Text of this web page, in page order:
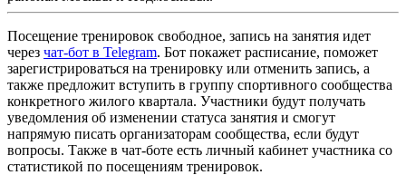
Посещение тренировок свободное, запись на занятия идет
через чат-бот в Telegram. Бот покажет расписание, поможет
зарегистрироваться на тренировку или отменить запись, а
также предложит вступить в группу спортивного сообщества
конкретного жилого квартала. Участники будут получать
уведомления об изменении статуса занятия и смогут
напрямую писать организаторам сообщества, если будут
вопросы. Также в чат-боте есть личный кабинет участника со
статистикой по посещениям тренировок.